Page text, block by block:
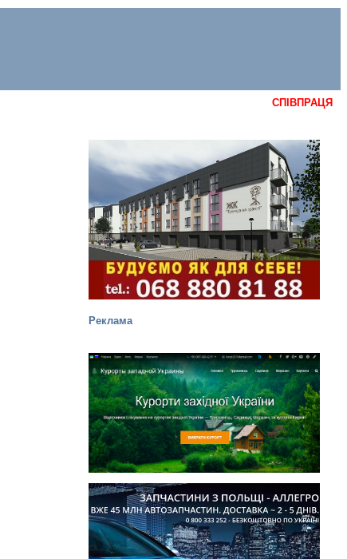
СПІВПРАЦЯ
Реклама